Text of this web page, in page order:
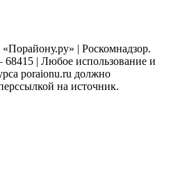
| Роскомнадзор.
| Любое использование и
poraionu.ru должно
на источник.